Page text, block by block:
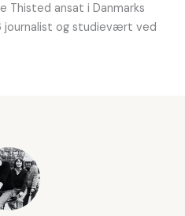
Thisted ansat i Danmarks
journalist og studievært ved